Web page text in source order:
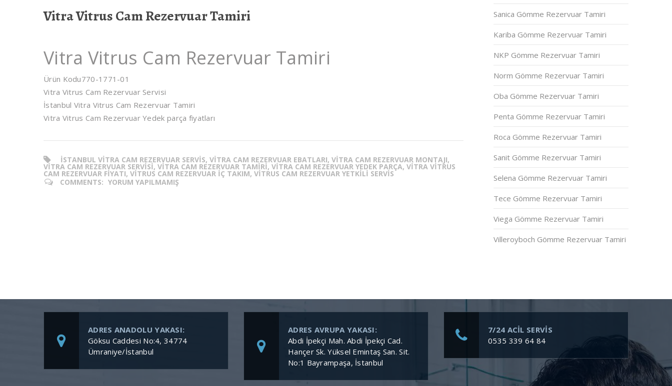
Vitra Vitrus Cam Rezervuar Tamiri
Vitra Vitrus Cam Rezervuar Tamiri
Ürün Kodu770-1771-01
Vitra Vitrus Cam Rezervuar Servisi
İstanbul Vitra Vitrus Cam Rezervuar Tamiri
Vitra Vitrus Cam Rezervuar Yedek parça fiyatları
ISTANBUL VITRA CAM REZERVUAR SERVIS, VITRA CAM REZERVUAR EBATLARI, VITRA CAM REZERVUAR MONTAJI,
VITRA CAM REZERVUAR SERVISI, VITRA CAM REZERVUAR TAMIRI, VITRA CAM REZERVUAR YEDEK PARÇA, VITRA VITRUS
CAM REZERVUAR FIYATI, VITRUS CAM REZERVUAR IÇ TAKIM, VITRUS CAM REZERVUAR YETKILI SERVIS
COMMENTS: YORUM YAPILMAMIŞ
Sanica Gömme Rezervuar Tamiri
Kariba Gömme Rezervuar Tamiri
NKP Gömme Rezervuar Tamiri
Norm Gömme Rezervuar Tamiri
Oba Gömme Rezervuar Tamiri
Penta Gömme Rezervuar Tamiri
Roca Gömme Rezervuar Tamiri
Sanit Gömme Rezervuar Tamiri
Selena Gömme Rezervuar Tamiri
Tece Gömme Rezervuar Tamiri
Viega Gömme Rezervuar Tamiri
Villeroyboch Gömme Rezervuar Tamiri
ADRES ANADOLU YAKASI:
Göksu Caddesi No:4, 34774
Ümraniye/İstanbul
ADRES AVRUPA YAKASI:
Abdi İpekçi Mah. Abdi İpekçi Cad.
Hançer Sk. Yüksel Emintaş San. Sit.
No:1 Bayrampaşa, İstanbul
7/24 ACİL SERVİS
0535 339 64 84